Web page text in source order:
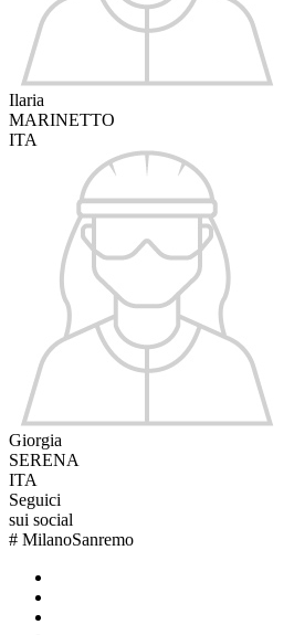
Ilaria
MARINETTO
ITA
Giorgia
SERENA
ITA
Seguici
sui social
# MilanoSanremo